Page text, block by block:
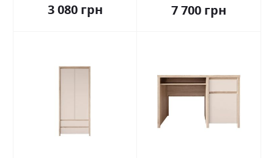
3 080 грн 7 700 грн